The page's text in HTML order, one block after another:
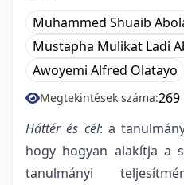
Muhammed Shuaib
Mustapha Mulikat Ladi
Awoyemi Alfred Olatayo
Megtekintések száma:269
Háttér és cél: a
hogy hogyan alakítja a
tanulmányi